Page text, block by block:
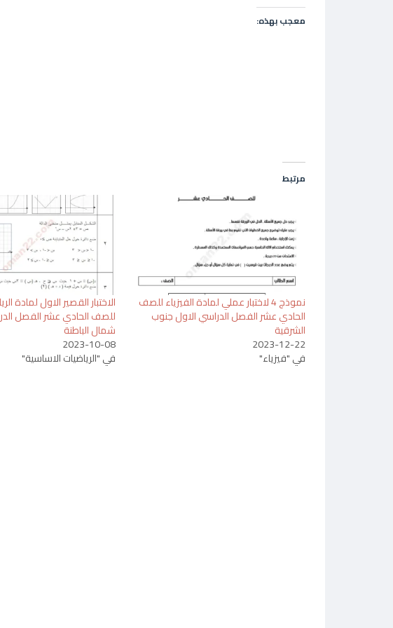
معجب بهذه:
مرتبط
نموذج 4 لاختبار عملي لمادة الفيزياء للصف
الحادي عشر الفصل الدراسي الاول جنوب
الشرقية
2023-12-22
في "فيزياء"
الاختبار القصير الاول لمادة
للصف الحادي عشر الفصل
شمال الباطنة
2023-10-08
في "الرياضيات الاساسية"